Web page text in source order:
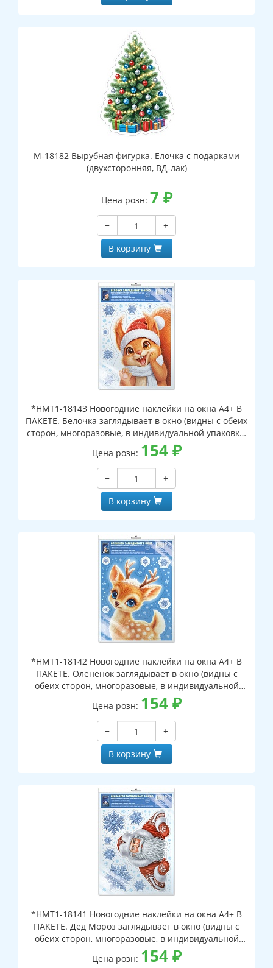
М-18182 Вырубная фигурка. Елочка с подарками
(двухсторонняя, ВД-лак)
Цена розн: 7 ₽
−
+
В корзину
*НМТ1-18143 Новогодние наклейки на окна А4+ В
ПАКЕТЕ. Белочка заглядывает в окно (видны с обеих
сторон, многоразовые, в индивидуальной упаковке,
с европодвесом и клеевым клапаном)
Цена розн: 154₽
−
+
В корзину
*НМТ1-18142 Новогодние наклейки на окна А4+ В
ПАКЕТЕ. Олененок заглядывает в окно (видны с
обеих сторон, многоразовые, в индивидуальной
упаковке, с европодвесом и клеевым клапаном)
Цена розн: 154₽
−
+
В корзину
*НМТ1-18141 Новогодние наклейки на окна А4+ В
ПАКЕТЕ. Дед Мороз заглядывает в окно (видны с
обеих сторон, многоразовые, в индивидуальной
упаковке, с европодвесом и клеевым клапаном)
Цена розн: 154₽